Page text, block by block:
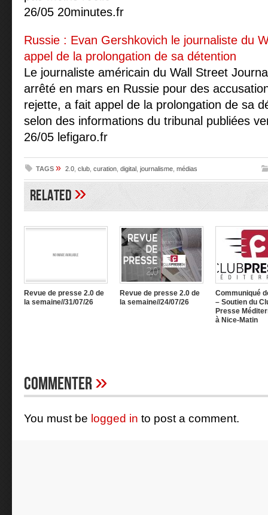
26/05 20minutes.fr
Russie : Evan Gershkovich le journaliste du
appel de la prolongation de sa détention
Le journaliste américain du Wall Street
arrêté en mars en Russie pour des
rejette, a fait appel de la prolongation de sa
selon des informations du tribunal publiées
26/05 lefigaro.fr
TAGS » 2.0 club curation digital journalisme médias
Related»
Revue de presse 2.0 de
la semaine//31/07/26
Revue de presse 2.0 de
la semaine//24/07/26
Communiqué
– Soutien du
Presse
à Nice-Matin
Commenter»
You must be logged in to post a comment.